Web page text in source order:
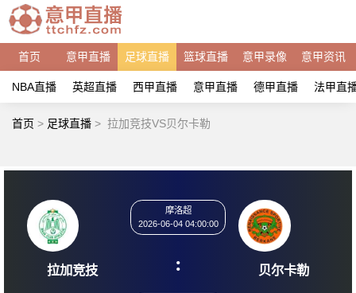
首页 意甲直播 足球直播 篮球直播 意甲录像 意甲资讯
NBA直播 英超直播 西甲直播 意甲直播 德甲直播 法甲直
首页 > 足球直播 > 拉加竞技VS贝尔卡勒
2026-06-04 04:00:00